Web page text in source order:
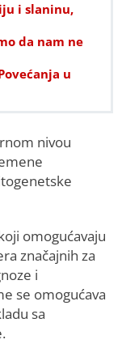
i slaninu,
da nam ne
u
nivou
omogućavaju
značajnih za
i
se omogućava
sa